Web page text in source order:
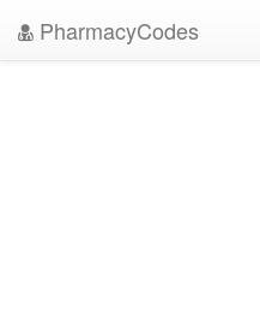
PharmacyCodes